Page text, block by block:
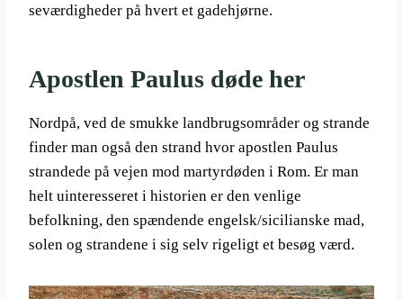
seværdigheder på hvert et gadehjørne.
Apostlen Paulus døde her
Nordpå, ved de smukke landbrugsområder og strande
finder man også den strand hvor apostlen Paulus
strandede på vejen mod martyrdøden i Rom. Er man
helt uinteresseret i historien er den venlige
befolkning, den spændende engelsk/sicilianske mad,
solen og strandene i sig selv rigeligt et besøg værd.